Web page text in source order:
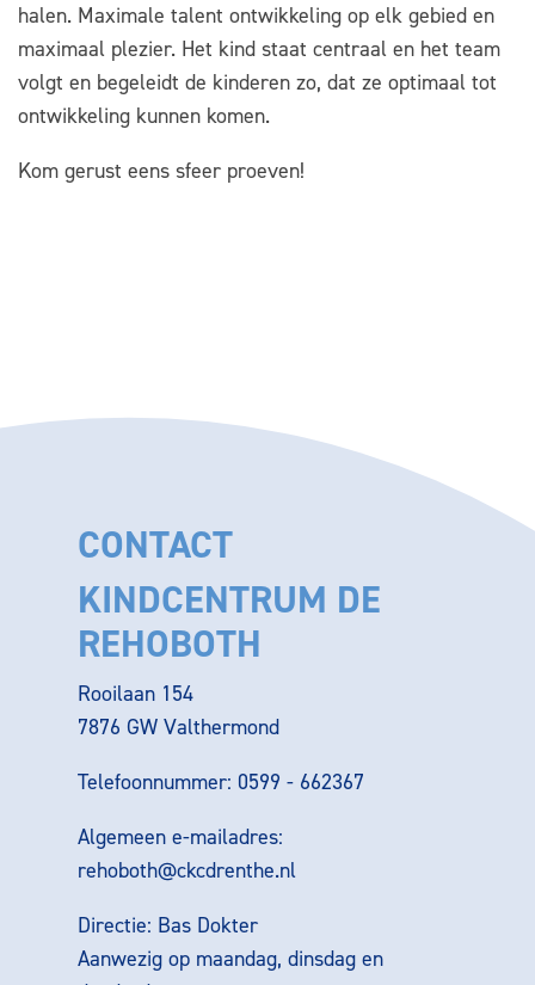
halen. Maximale talent ontwikkeling op elk gebied en
maximaal plezier. Het kind staat centraal en het team
volgt en begeleidt de kinderen zo, dat ze optimaal tot
ontwikkeling kunnen komen.
Kom gerust eens sfeer proeven!
CONTACT
KINDCENTRUM DE
REHOBOTH
Rooilaan 154
7876 GW Valthermond
Telefoonnummer: 0599 - 662367
Algemeen e-mailadres:
rehoboth@ckcdrenthe.nl
Directie: Bas Dokter
Aanwezig op maandag, dinsdag en